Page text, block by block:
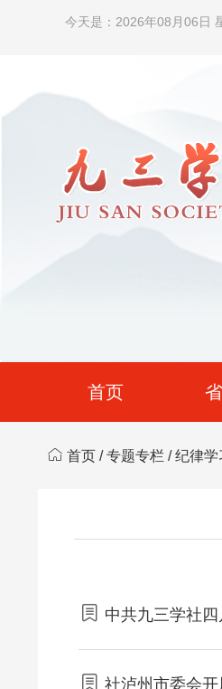
今天是：2026年08月06日
首页
首页 /专题专栏 /纪律学
中共九三学社
社泸州市委会